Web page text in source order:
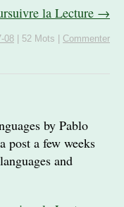
la Lecture →
08 52 Mots Commenter
by Pablo
post a few weeks
and